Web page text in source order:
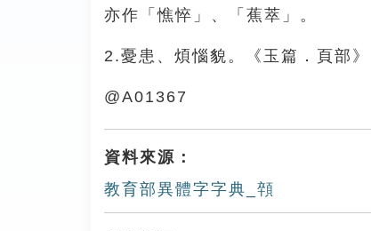
亦作「憔悴」、「蕉萃」。
2.憂患、煩惱貌。《玉篇．頁部
@A01367
資料來源：
教育部異體字字典_顇